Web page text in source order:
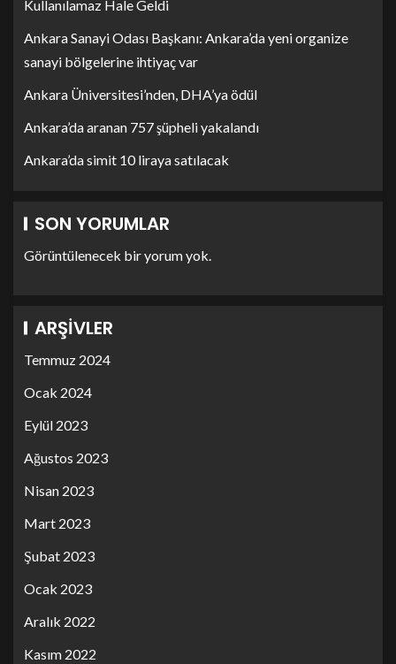
Kullanılamaz Hale Geldi
Ankara Sanayi Odası Başkanı: Ankara’da yeni organize
sanayi bölgelerine ihtiyaç var
Ankara Üniversitesi’nden, DHA’ya ödül
Ankara’da aranan 757 şüpheli yakalandı
Ankara’da simit 10 liraya satılacak
SON YORUMLAR
Görüntülenecek bir yorum yok.
ARŞIVLER
Temmuz 2024
Ocak 2024
Eylül 2023
Ağustos 2023
Nisan 2023
Mart 2023
Şubat 2023
Ocak 2023
Aralık 2022
Kasım 2022